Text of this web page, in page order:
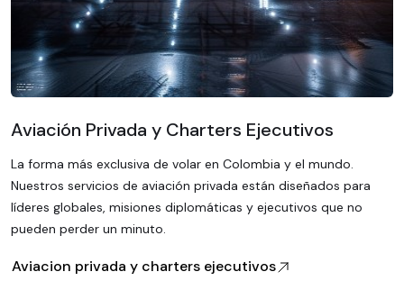
Aviación Privada y Charters Ejecutivos
La forma más exclusiva de volar en Colombia y el mundo.
Nuestros servicios de aviación privada están diseñados para
líderes globales, misiones diplomáticas y ejecutivos que no
pueden perder un minuto.
Aviacion privada y charters ejecutivos